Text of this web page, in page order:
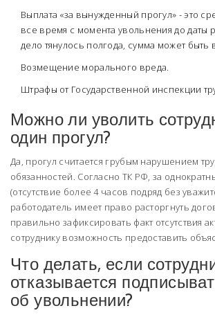
Выплата «за вынужденный прогул» - это
все время с момента увольнения до даты
дело тянулось полгода, сумма может быть
Возмещение морального вреда.
Штрафы от Государственной инспекции
Можно ли уволить
один прогул?
Да, прогул считается грубым нарушением
обязанностей. Согласно ТК РФ, за
(отсутствие более 4 часов подряд без
работодатель имеет право расторгнуть
правильно зафиксировать факт отсутствия
сотруднику возможность предоставить
Что делать, если
отказывается
об увольнении?